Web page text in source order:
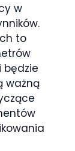
w
to
będzie
ważną